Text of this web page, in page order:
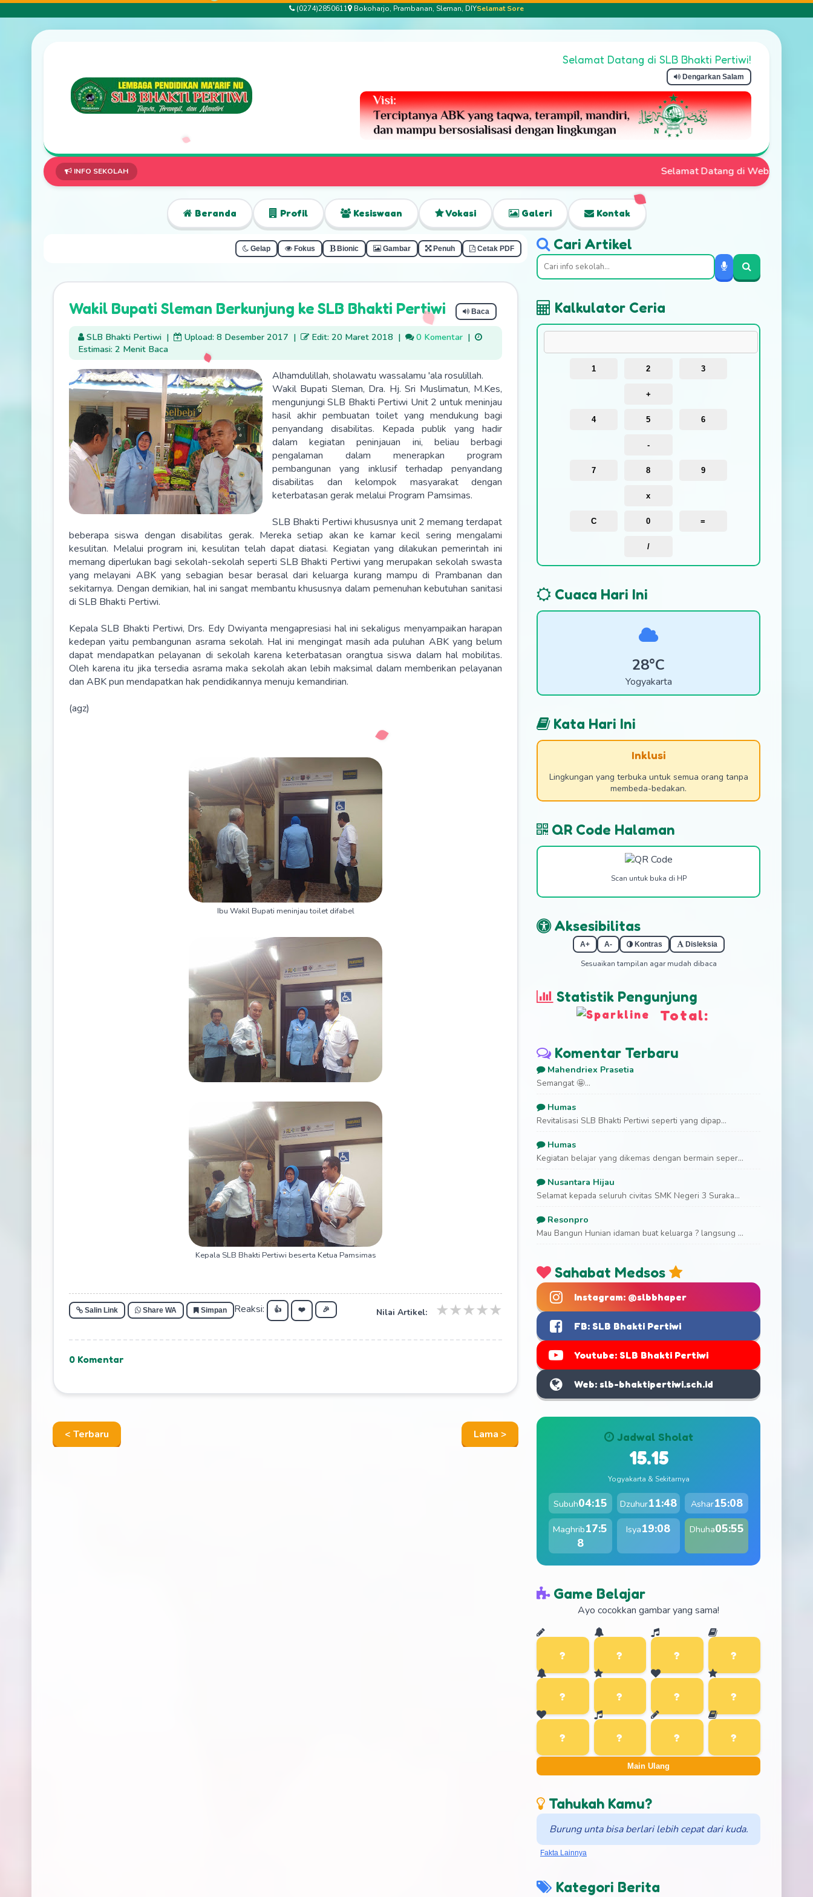
(0274)2850611 Bokoharjo, Prambanan, Sleman, DIYSelamat Sore
Selamat Datang di SLB Bhakti Pertiwi!
Dengarkan Salam
INFO SEKOLAH Selamat Datang di Website Resmi SLB Bhakti Pertiwi |
Beranda Profil Kesiswaan Vokasi Galeri Kontak
Gelap Fokus Bionic Gambar Penuh Cetak PDF
Wakil Bupati Sleman Berkunjung ke SLB Bhakti Pertiwi Baca
SLB Bhakti Pertiwi | Upload: 8 Desember 2017 | Edit: 20 Maret 2018 | 0 Komentar |
Estimasi: 2 Menit Baca
Alhamdulillah, sholawatu wassalamu 'ala rosulillah.
Wakil Bupati Sleman, Dra. Hj. Sri Muslimatun, M.Kes,
mengunjungi SLB Bhakti Pertiwi Unit 2 untuk meninjau
hasil akhir pembuatan toilet yang mendukung bagi
penyandang disabilitas. Kepada publik yang hadir
dalam kegiatan peninjauan ini, beliau berbagi
pengalaman dalam menerapkan program
pembangunan yang inklusif terhadap penyandang
disabilitas dan kelompok masyarakat dengan
keterbatasan gerak melalui Program Pamsimas.
SLB Bhakti Pertiwi khususnya unit 2 memang terdapat
beberapa siswa dengan disabilitas gerak. Mereka setiap akan ke kamar kecil sering mengalami
kesulitan. Melalui program ini, kesulitan telah dapat diatasi. Kegiatan yang dilakukan pemerintah ini
memang diperlukan bagi sekolah-sekolah seperti SLB Bhakti Pertiwi yang merupakan sekolah swasta
yang melayani ABK yang sebagian besar berasal dari keluarga kurang mampu di Prambanan dan
sekitarnya. Dengan demikian, hal ini sangat membantu khususnya dalam pemenuhan kebutuhan sanitasi
di SLB Bhakti Pertiwi.
Kepala SLB Bhakti Pertiwi, Drs. Edy Dwiyanta mengapresiasi hal ini sekaligus menyampaikan harapan
kedepan yaitu pembangunan asrama sekolah. Hal ini mengingat masih ada puluhan ABK yang belum
dapat mendapatkan pelayanan di sekolah karena keterbatasan orangtua siswa dalam hal mobilitas.
Oleh karena itu jika tersedia asrama maka sekolah akan lebih maksimal dalam memberikan pelayanan
dan ABK pun mendapatkan hak pendidikannya menuju kemandirian.
(agz)
Ibu Wakil Bupati meninjau toilet difabel
Kepala SLB Bhakti Pertiwi beserta Ketua Pamsimas
Salin Link Share WA Simpan Reaksi: 👍 ❤️ 🎉 Nilai Artikel: ★
★
★
★
★
0 Komentar
< Terbaru Lama >
Cari Artikel
Kalkulator Ceria
1 2 3
+
4 5 6
-
7 8 9
x
C 0 =
/
Cuaca Hari Ini
28°C
Yogyakarta
Kata Hari Ini
Inklusi
Lingkungan yang terbuka untuk semua orang tanpa
membeda-bedakan.
QR Code Halaman
Scan untuk buka di HP
Aksesibilitas
A+ A- Kontras Disleksia
Sesuaikan tampilan agar mudah dibaca
Statistik Pengunjung
Total:
Komentar Terbaru
Mahendriex Prasetia
Semangat 🤩...
Humas
Revitalisasi SLB Bhakti Pertiwi seperti yang dipap...
Humas
Kegiatan belajar yang dikemas dengan bermain seper...
Nusantara Hijau
Selamat kepada seluruh civitas SMK Negeri 3 Suraka...
Resonpro
Mau Bangun Hunian idaman buat keluarga ? langsung ...
Sahabat Medsos
Instagram: @slbbhaper
FB: SLB Bhakti Pertiwi
Youtube: SLB Bhakti Pertiwi
Web: slb-bhaktipertiwi.sch.id
Jadwal Sholat
15.16
Yogyakarta & Sekitarnya
Subuh04:15 Dzuhur11:48 Ashar15:08
Maghrib17:5
8
Isya19:08 Dhuha05:55
Game Belajar
Ayo cocokkan gambar yang sama!
Main Ulang
Tahukah Kamu?
Burung unta bisa berlari lebih cepat dari kuda.
Fakta Lainnya
Kategori Berita